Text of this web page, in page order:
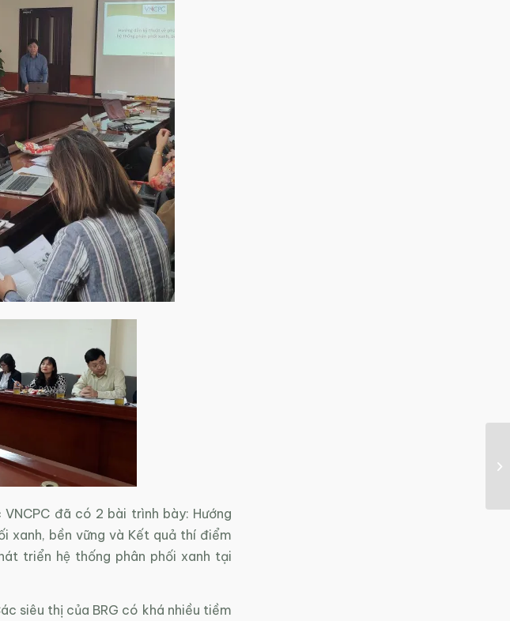
đã có 2 bài trình bày: Hướng
xanh, bền vững và Kết quả thí điểm
triển hệ thống phân phối xanh tại
siêu thị của BRG có khá nhiều tiềm